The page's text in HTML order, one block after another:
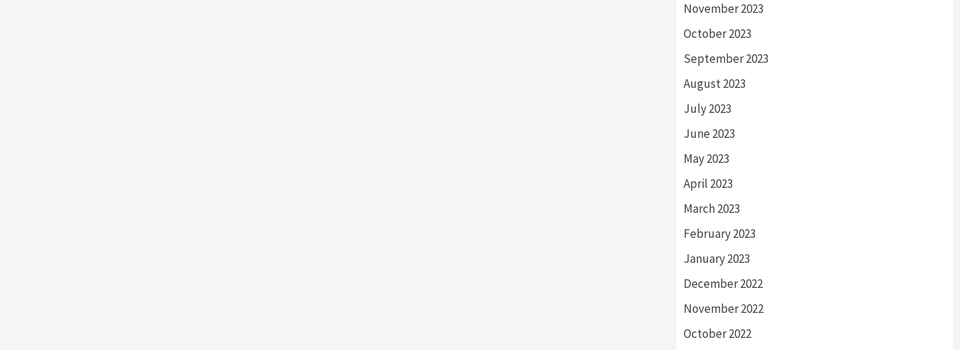
November 2023
October 2023
September 2023
August 2023
July 2023
June 2023
May 2023
April 2023
March 2023
February 2023
January 2023
December 2022
November 2022
October 2022